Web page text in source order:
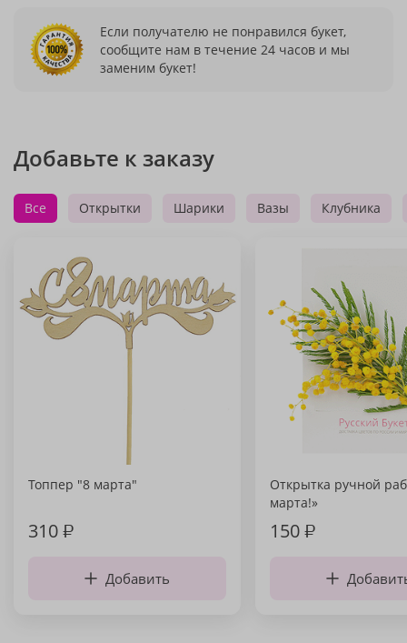
Если получателю не понравился букет,
сообщите нам в течение 24 часов и мы
заменим букет!
Добавьте к заказу
Все Открытки Шарики Вазы Клубника
Топпер "8 марта"
310₽
Добавить
Открытка ручной
марта!»
150₽